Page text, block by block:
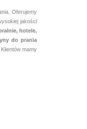
Oferujemy
jakości
hotele,
do prania
mamy